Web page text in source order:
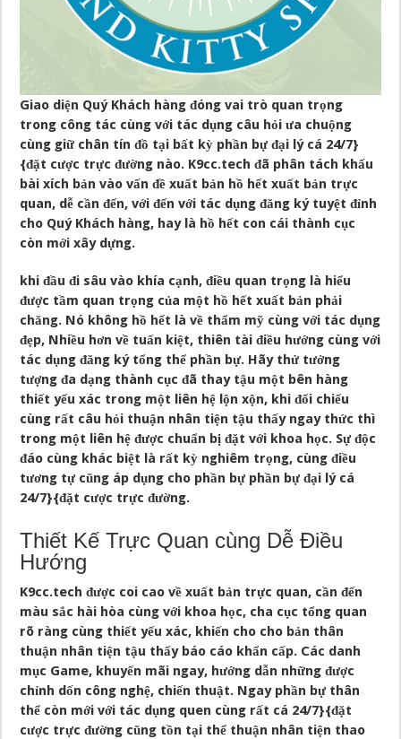
Giao diện Quý Khách hàng đóng vai trò quan trọng
trong công tác cùng với tác dụng câu hỏi ưa chuộng
cùng giữ chân tín đồ tại bất kỳ phần bự đại lý cá 24/7}
{đặt cược trực đường nào. K9cc.tech đã phân tách khấu
bài xích bản vào vấn đề xuất bản hồ hết xuất bản trực
quan, dễ cần đến, với đến với tác dụng đăng ký tuyệt đỉnh
cho Quý Khách hàng, hay là hồ hết con cái thành cục
còn mới xây dựng.
khi đầu đi sâu vào khía cạnh, điều quan trọng là hiểu
được tầm quan trọng của một hồ hết xuất bản phải
chăng. Nó không hồ hết là về thẩm mỹ cùng với tác dụng
đẹp, Nhiều hơn về tuấn kiệt, thiên tài điều hướng cùng với
tác dụng đăng ký tổng thể phần bự. Hãy thử tưởng
tượng đa dạng thành cục đã thay tậu một bên hàng
thiết yếu xác trong một liên hệ lộn xộn, khi đối chiếu
cùng rất câu hỏi thuận nhân tiện tậu thấy ngay thức thì
trong một liên hệ được chuẩn bị đặt với khoa học. Sự độc
đáo cùng khác biệt là rất kỳ nghiêm trọng, cùng điều
tương tự cũng áp dụng cho phần bự phần bự đại lý cá
24/7}{đặt cược trực đường.
Thiết Kế Trực Quan cùng Dễ Điều
Hướng
K9cc.tech được coi cao về xuất bản trực quan, cần đến
màu sắc hài hòa cùng với khoa học, cha cục tổng quan
rõ ràng cùng thiết yếu xác, khiến cho cho bản thân
thuận nhân tiện tậu thấy báo cáo khẩn cấp. Các danh
mục Game, khuyến mãi ngay, hướng dẫn những được
chỉnh dốn công nghệ, chiến thuật. Ngay phần bự thân
thể còn mới với tác dụng quen cùng rất cá 24/7}{đặt
cược trực đường cũng tồn tại thể thuận nhân tiện thao